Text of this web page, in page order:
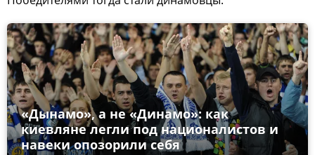
«Дынамо», а не «Динамо»: как
киевляне легли под националистов и
навеки опозорили себя